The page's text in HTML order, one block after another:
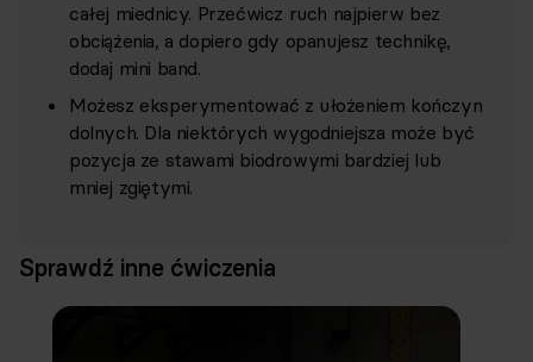
całej miednicy. Przećwicz ruch najpierw bez
obciążenia, a dopiero gdy opanujesz technikę,
dodaj mini band.
Możesz eksperymentować z ułożeniem kończyn
dolnych. Dla niektórych wygodniejsza może być
pozycja ze stawami biodrowymi bardziej lub
mniej zgiętymi.
Sprawdź inne ćwiczenia